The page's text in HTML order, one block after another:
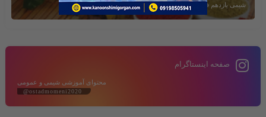
شیمی یازدهم فصل دوم
صفحه اینستاگرام
محتوای آموزشی شیمی و عمومی
@ostadmomeni2020